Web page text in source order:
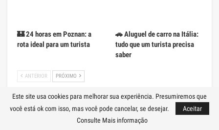
🏰 24 horas em Poznan: a
rota ideal para um turista
🚗 Aluguel de carro na Itália:
tudo que um turista precisa
saber
ANTERIOR PRÓXIMO
Beliebte Kategorien
Este site usa cookies para melhorar sua experiência. Presumiremos que
você está ok com isso, mas você pode cancelar, se desejar.
Aceitar
Consulte Mais informação